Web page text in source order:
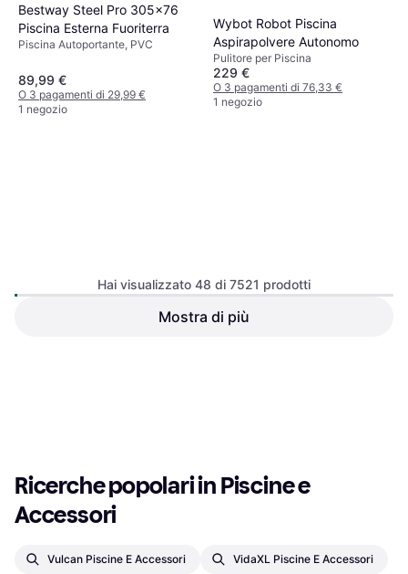
Bestway Steel Pro 305x76
Piscina Esterna Fuoriterra
Piscina Autoportante, PVC
89,99 €
O 3 pagamenti di 29,99 €
1 negozio
Wybot Robot Piscina
Aspirapolvere Autonomo
Pulitore per Piscina
229 €
O 3 pagamenti di 76,33 €
1 negozio
Steel Pro
Hai visualizzato 48 di 7521 prodotti
Mostra di più
Ricerche popolari in Piscine e
Accessori
Vulcan Piscine E Accessori VidaXL Piscine E Accessori